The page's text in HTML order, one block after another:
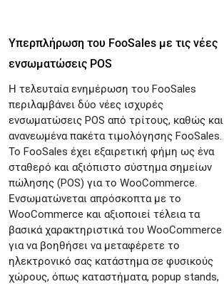
Υπερπλήρωση του FooSales με τις νέες
ενσωματώσεις POS
Η τελευταία ενημέρωση του FooSales
περιλαμβάνει δύο νέες ισχυρές
ενσωματώσεις POS από τρίτους, καθώς και
ανανεωμένα πακέτα τιμολόγησης FooSales.
Το FooSales έχει εξαιρετική φήμη ως ένα
σταθερό και αξιόπιστο σύστημα σημείων
πώλησης (POS) για το WooCommerce.
Ενσωματώνεται απρόσκοπτα με το
WooCommerce και αξιοποιεί τέλεια τα
βασικά χαρακτηριστικά του WooCommerce
για να βοηθήσει να μεταφέρετε το
ηλεκτρονικό σας κατάστημα σε φυσικούς
χώρους, όπως καταστήματα, popup stands,